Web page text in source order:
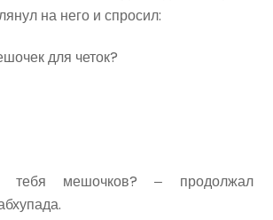
на него и спросил:
для четок?
мешочков? ‒ продолжал